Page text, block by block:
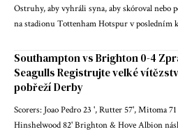
Ostruhy, aby vyhráli syna, aby skóroval nebo
na stadionu Tottenham Hotspur v posledním
Southampton vs Brighton 0-4
Seagulls Registrujte velké
pobřeží Derby
Scorers: Joao Pedro 23 ', Rutter 57', Mitoma
Hinshelwood 82' Brighton & Hove Albion